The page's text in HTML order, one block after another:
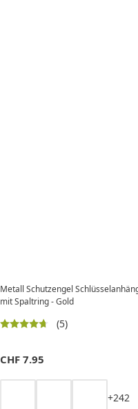
Metall Schutzengel
mit Spaltring - Gold
(5)
CHF 7.95
+242